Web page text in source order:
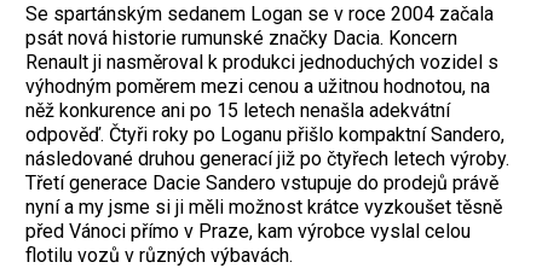
Se spartánským sedanem Logan se v roce 2004 začala
psát nová historie rumunské značky Dacia. Koncern
Renault ji nasměroval k produkci jednoduchých vozidel s
výhodným poměrem mezi cenou a užitnou hodnotou, na
něž konkurence ani po 15 letech nenašla adekvátní
odpověď. Čtyři roky po Loganu přišlo kompaktní Sandero,
následované druhou generací již po čtyřech letech výroby.
Třetí generace Dacie Sandero vstupuje do prodejů právě
nyní a my jsme si ji měli možnost krátce vyzkoušet těsně
před Vánoci přímo v Praze, kam výrobce vyslal celou
flotilu vozů v různých výbavách.